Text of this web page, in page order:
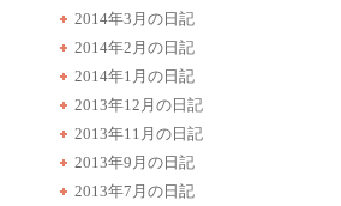
2014年3月の日記
2014年2月の日記
2014年1月の日記
2013年12月の日記
2013年11月の日記
2013年9月の日記
2013年7月の日記